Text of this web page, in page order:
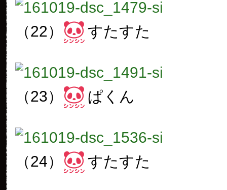
（22） すたすた
（23） ぱくん
（24） すたすた